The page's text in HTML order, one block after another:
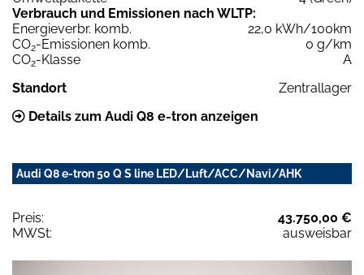
Verbrauch und Emissionen nach WLTP:
Energieverbr. komb.
22,0 kWh/100km
CO2-Emissionen komb.
0 g/km
CO2-Klasse
A
Standort
Zentrallager
Details zum Audi Q8 e-tron anzeigen
Audi Q8 e-tron 50 Q S line LED/Luft/ACC/Navi/AHK
Preis:
43.750,00 €
MWSt:
ausweisbar